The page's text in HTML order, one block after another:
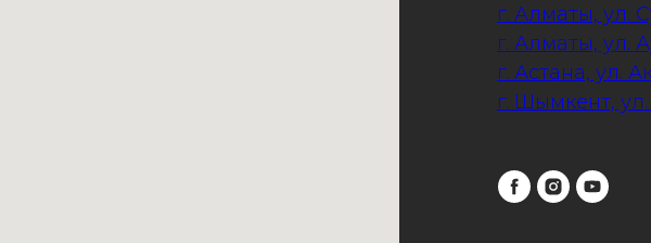
г. Алматы, ул.
г. Алматы, ул.
г. Астана, ул.
г. Шымкент,